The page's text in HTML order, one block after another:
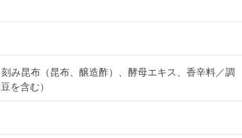
み昆布（昆布、醸造酢）、酵母エキス、香辛料／調
を含む）